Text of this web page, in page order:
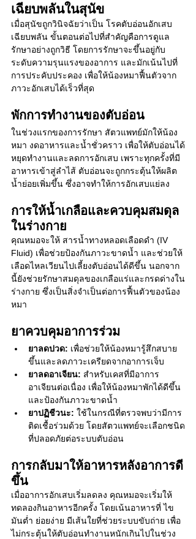
เฉียบพลันในสุนัข
เมื่อสุนัขถูกวินิจฉัยว่าเป็น โรคตับอ่อนอักเสบ
เฉียบพลัน ขั้นตอนต่อไปที่สำคัญคือการดูแล
รักษาอย่างถูกวิธี โดยการรักษาจะขึ้นอยู่กับ
ระดับความรุนแรงของอาการ และมักเน้นไปที่
การประคับประคอง เพื่อให้น้องหมาฟื้นตัวจาก
ภาวะอักเสบได้เร็วที่สุด
พักการทำงานของตับอ่อน
ในช่วงแรกของการรักษา สัตวแพทย์มักให้น้อง
หมา งดอาหารและน้ำชั่วคราว เพื่อให้ตับอ่อนได้
หยุดทำงานและลดการอักเสบ เพราะทุกครั้งที่มี
อาหารเข้าสู่ลำไส้ ตับอ่อนจะถูกกระตุ้นให้ผลิต
น้ำย่อยเพิ่มขึ้น ซึ่งอาจทำให้การอักเสบแย่ลง
การให้น้ำเกลือและควบคุมสมดุล
ในร่างกาย
คุณหมอจะให้ สารน้ำทางหลอดเลือดดำ (IV
Fluid) เพื่อช่วยป้องกันภาวะขาดน้ำ และช่วยให้
เลือดไหลเวียนไปเลี้ยงตับอ่อนได้ดีขึ้น นอกจาก
นี้ยังช่วยรักษาสมดุลของเกลือแร่และกรดด่างใน
ร่างกาย ซึ่งเป็นสิ่งจำเป็นต่อการฟื้นตัวของน้อง
หมา
ยาควบคุมอาการร่วม
ยาลดปวด: เพื่อช่วยให้น้องหมารู้สึกสบาย
ขึ้นและลดภาวะเครียดจากอาการเจ็บ
ยาลดอาเจียน: สำหรับเคสที่มีอาการ
อาเจียนต่อเนื่อง เพื่อให้น้องหมาพักได้ดีขึ้น
และป้องกันภาวะขาดน้ำ
ยาปฏิชีวนะ: ใช้ในกรณีที่ตรวจพบว่ามีการ
ติดเชื้อร่วมด้วย โดยสัตวแพทย์จะเลือกชนิด
ที่ปลอดภัยต่อระบบตับอ่อน
การกลับมาให้อาหารหลังอาการดี
ขึ้น
เมื่ออาการอักเสบเริ่มลดลง คุณหมอจะเริ่มให้
ทดลองกินอาหารอีกครั้ง โดยเน้นอาหารที่ ไข
มันต่ำ ย่อยง่าย มีเส้นใยที่ช่วยระบบขับถ่าย เพื่อ
ไม่กระตุ้นให้ตับอ่อนทำงานหนักเกินไปในช่วง